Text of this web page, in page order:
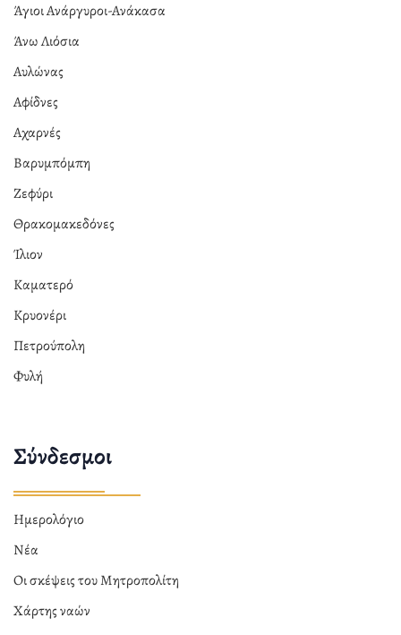
Άγιοι Ανάργυροι-Ανάκασα
Άνω Λιόσια
Αυλώνας
Αφίδνες
Αχαρνές
Βαρυμπόμπη
Ζεφύρι
Θρακομακεδόνες
Ίλιον
Καματερό
Κρυονέρι
Πετρούπολη
Φυλή
Σύνδεσμοι
Ημερολόγιο
Νέα
Οι σκέψεις του Μητροπολίτη
Χάρτης ναών